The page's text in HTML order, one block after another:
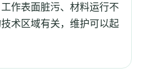
作表面脏污、材料运行不
术区域有关，维护可以起